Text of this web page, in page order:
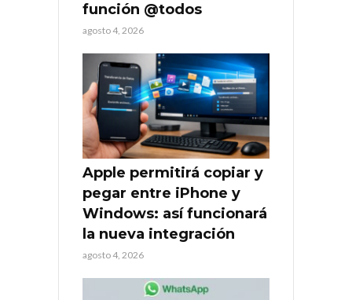
función @todos
agosto 4, 2026
Apple permitirá copiar y
pegar entre iPhone y
Windows: así funcionará
la nueva integración
agosto 4, 2026